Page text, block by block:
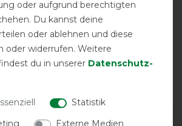
Wasserdichtigkeit
ZUR PRODUKTSICHERHEIT
oder aufgrund berechtigten
Du kannst deine
oder ablehnen und diese
oder widerrufen. Weitere
du in unserer Daten­schutz­
Statistik
Externe Medien